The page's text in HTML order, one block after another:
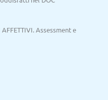
AFFETTIVI. Assessment e